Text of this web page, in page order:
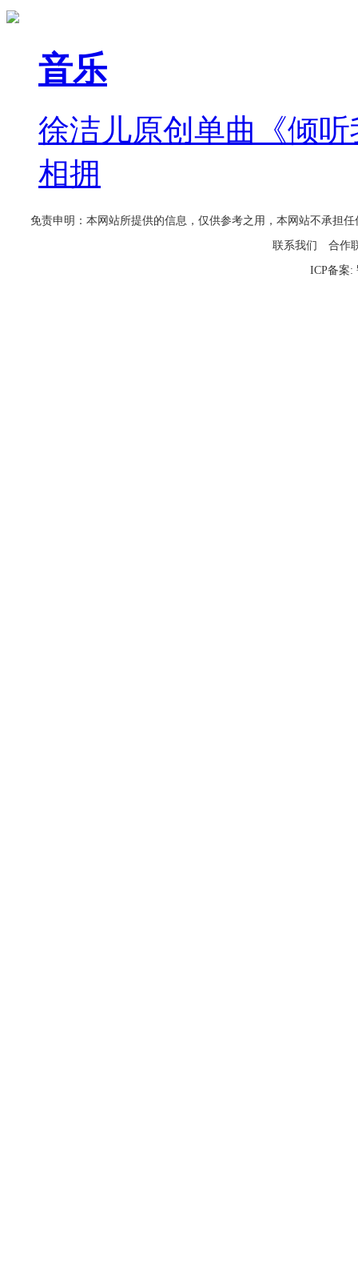
音乐
徐洁儿原创单曲《倾
相拥
免责申明：本网站所提供的信息，仅供参考之用，本网站不承担
联系我们 合作
ICP备案: